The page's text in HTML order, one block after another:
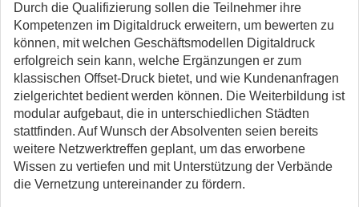
Durch die Qualifizierung sollen die Teilnehmer ihre
Kompetenzen im Digitaldruck erweitern, um bewerten zu
können, mit welchen Geschäftsmodellen Digitaldruck
erfolgreich sein kann, welche Ergänzungen er zum
klassischen Offset-Druck bietet, und wie Kundenanfragen
zielgerichtet bedient werden können. Die Weiterbildung ist
modular aufgebaut, die in unterschiedlichen Städten
stattfinden. Auf Wunsch der Absolventen seien bereits
weitere Netzwerktreffen geplant, um das erworbene
Wissen zu vertiefen und mit Unterstützung der Verbände
die Vernetzung untereinander zu fördern.